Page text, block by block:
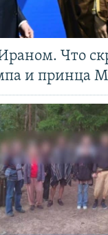
Что
и принца